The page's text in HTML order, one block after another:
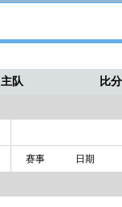
主队 比分
赛事 日期